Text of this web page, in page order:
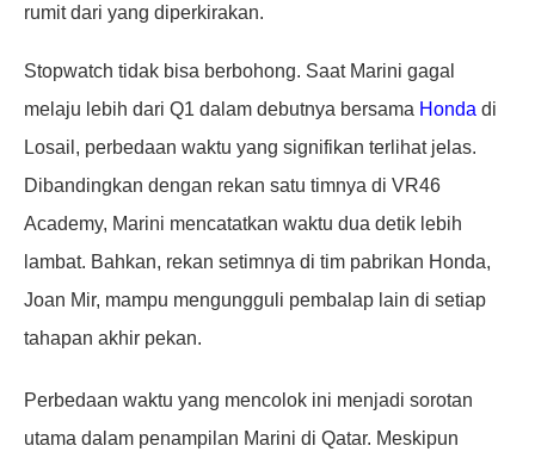
rumit dari yang diperkirakan.
Stopwatch tidak bisa berbohong. Saat Marini gagal
melaju lebih dari Q1 dalam debutnya bersama Honda di
Losail, perbedaan waktu yang signifikan terlihat jelas.
Dibandingkan dengan rekan satu timnya di VR46
Academy, Marini mencatatkan waktu dua detik lebih
lambat. Bahkan, rekan setimnya di tim pabrikan Honda,
Joan Mir, mampu mengungguli pembalap lain di setiap
tahapan akhir pekan.
Perbedaan waktu yang mencolok ini menjadi sorotan
utama dalam penampilan Marini di Qatar. Meskipun